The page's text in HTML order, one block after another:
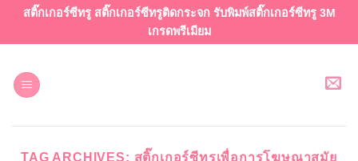
เนื้อหา
สติ๊กเกอร์ซีทรู สติ๊กเกอร์ซีทรูติดกระจก รับพิมพ์สติ๊กเกอร์ซีทรู 3M
เกรดพรีเมียม
TAG ARCHIVES: สติ๊กเกอร์ซีทรูเพื่อการโฆษณาสมัย